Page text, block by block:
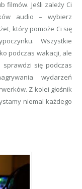
filmów. Jeśli zależy Ci
audio – wybierz
który pomoże Ci się
Wszystkie
podczas wakacji, ale
sprawdzi się podczas
wydarzeń
Z kolei głośnik
niemal każdego